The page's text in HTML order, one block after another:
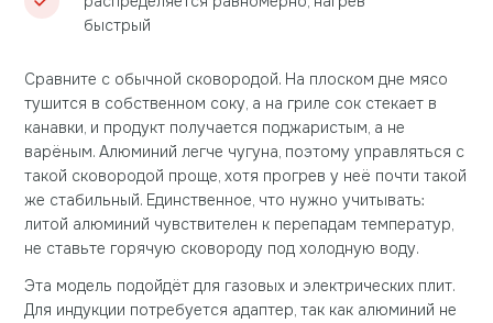
быстрый
Сравните с обычной сковородой. На плоском дне мясо
тушится в собственном соку, а на гриле сок стекает в
канавки, и продукт получается поджаристым, а не
варёным. Алюминий легче чугуна, поэтому управляться с
такой сковородой проще, хотя прогрев у неё почти такой
же стабильный. Единственное, что нужно учитывать:
литой алюминий чувствителен к перепадам температур,
не ставьте горячую сковороду под холодную воду.
Эта модель подойдёт для газовых и электрических плит.
Для индукции потребуется адаптер, так как алюминий не